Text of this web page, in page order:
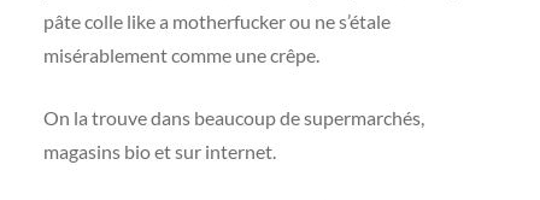
pâte colle like a motherfucker ou ne s’étale
misérablement comme une crêpe.
On la trouve dans beaucoup de supermarchés,
magasins bio et sur internet.